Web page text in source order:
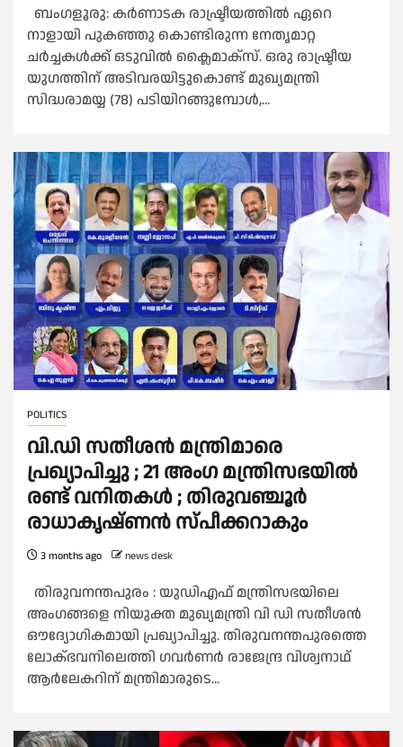
ബംഗളൂരു: കർണാടക രാഷ്ട്രീയത്തില്‍ ഏറെ
നാളായി പുകഞ്ഞു കൊണ്ടിരുന്ന നേതൃമാറ്റ
ചർച്ചകള്‍ക്ക് ഒടുവില്‍ ക്ലൈമാക്സ്. ഒരു രാഷ്ട്രീയ
യുഗത്തിന് അടിവരയിട്ടുകൊണ്ട് മുഖ്യമന്ത്രി
സിദ്ധരാമയ്യ (78) പടിയിറങ്ങുമ്പോള്‍,...
POLITICS
വി.ഡി സതീശൻ മന്ത്രിമാരെ
പ്രഖ്യാപിച്ചു ; 21 അംഗ മന്ത്രിസഭയില്‍
രണ്ട് വനിതകള്‍ ; തിരുവഞ്ചൂര്‍
രാധാകൃഷ്ണൻ സ്പീക്കറാകും
3 months ago news desk
തിരുവനന്തപുരം : യുഡിഎഫ് മന്ത്രിസഭയിലെ
അംഗങ്ങളെ നിയുക്ത മുഖ്യമന്ത്രി വി ഡി സതീശൻ
ഔദ്യോഗികമായി പ്രഖ്യാപിച്ചു. തിരുവനന്തപുരത്തെ
ലോക്ഭവനിലെത്തി ഗവർണർ രാജേന്ദ്ര വിശ്വനാഥ്
ആർലേകറിന് മന്ത്രിമാരുടെ...